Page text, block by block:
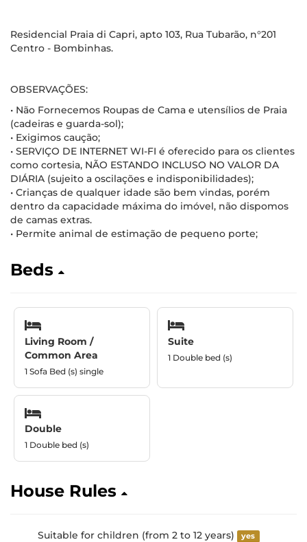
Residencial Praia di Capri, apto 103, Rua Tubarão, n°201
Centro - Bombinhas.
OBSERVAÇÕES:
• Não Fornecemos Roupas de Cama e utensílios de Praia
(cadeiras e guarda-sol);
• Exigimos caução;
• SERVIÇO DE INTERNET WI-FI é oferecido para os clientes
como cortesia, NÃO ESTANDO INCLUSO NO VALOR DA
DIÁRIA (sujeito a oscilações e indisponibilidades);
• Crianças de qualquer idade são bem vindas, porém
dentro da capacidade máxima do imóvel, não dispomos
de camas extras.
• Permite animal de estimação de pequeno porte;
Beds
Living Room /
Common Area
1 Sofa Bed (s) single
Suite
1 Double bed (s)
Double
1 Double bed (s)
House Rules
Suitable for children (from 2 to 12 years) yes